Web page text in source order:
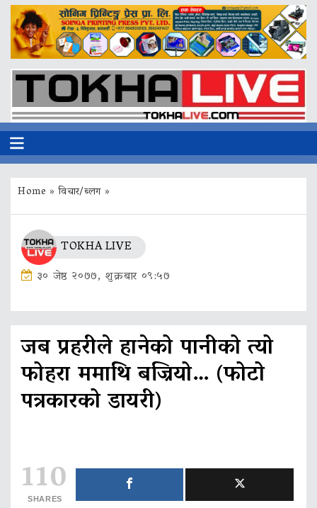
Home »विचार/ब्लग»
TOKHA LIVE
३० जेष्ठ २०७७, शुक्रबार ०९:५७
जब प्रहरीले हानेको पानीको त्यो
फोहरा ममाथि बज्रियो… (फोटो
पत्रकारको डायरी)
110
SHARES